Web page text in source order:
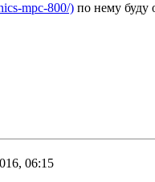
mpc-800/) по нему буду
06:15